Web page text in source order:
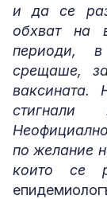
и да се
обхват на
периоди,
срещаше,
ваксината.
стигнали
по желание
които се